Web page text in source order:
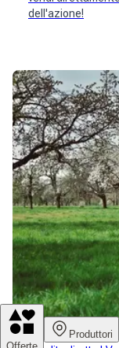
dell'azione!
Produttori